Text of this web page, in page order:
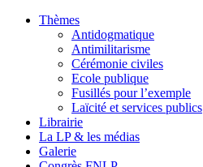
Thèmes
Antidogmatique
Antimilitarisme
Cérémonie civiles
Ecole publique
Fusillés pour l’exemple
Laïcité et services publics
Librairie
La LP & les médias
Galerie